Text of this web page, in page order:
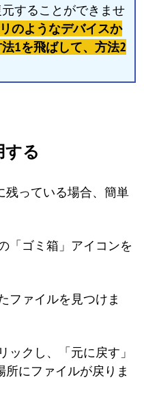
することができませ
のようなデバイスか
1を飛ばして、方法2
する
残っている場合、簡単
「ゴミ箱」アイコンを
ファイルを見つけま
ックし、「元に戻す」
にファイルが戻りま